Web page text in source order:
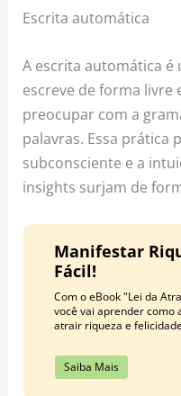
Escrita automática
A escrita automática é
escreve de forma livre
preocupar com a
palavras. Essa prática
subconsciente e a
insights surjam de
Manifestar
Fácil!
Com o eBook "Lei da
você vai aprender como
atrair riqueza e
Saiba Mais